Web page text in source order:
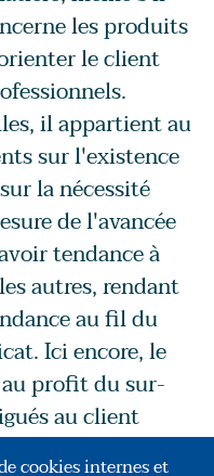
les produits
le client
il appartient au
sur l'existence
la nécessité
de l'avancée
tendance à
autres, rendant
au fil du
Ici encore, le
profit du sur-
au client
par la
cookies internes et